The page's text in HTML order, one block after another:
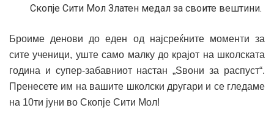
Скопје Сити Мол Златен медал за своите вештини.
Броиме денови до еден од најсреќните моменти за
сите ученици, уште само малку до крајот на школската
година и супер-забавниот настан „Sвони за распуст“.
Пренесете им на вашите школски другари и се гледаме
на 10ти јуни во Скопје Сити Мол!